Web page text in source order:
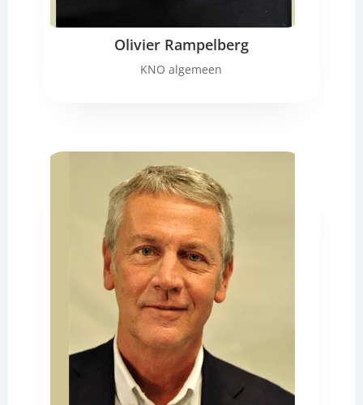
Olivier Rampelberg
KNO algemeen